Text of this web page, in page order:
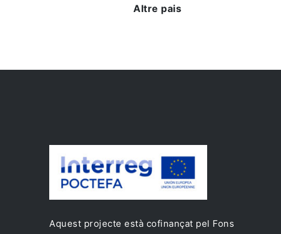
Altre pais
Aquest projecte està cofinançat pel Fons